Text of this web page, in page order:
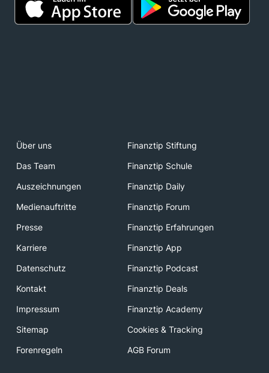
Über uns
Finanztip Stiftung
Das Team
Finanztip Schule
Auszeichnungen
Finanztip Daily
Medienauftritte
Finanztip Forum
Presse
Finanztip Erfahrungen
Karriere
Finanztip App
Datenschutz
Finanztip Podcast
Kontakt
Finanztip Deals
Impressum
Finanztip Academy
Sitemap
Cookies & Tracking
Forenregeln
AGB Forum